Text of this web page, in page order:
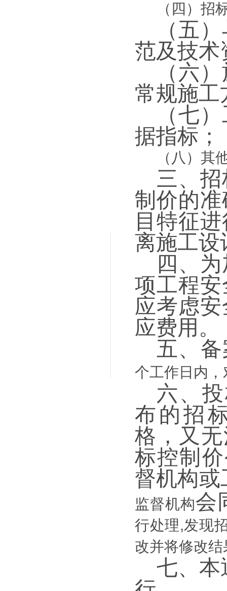
（四）招
（五
范及技术
（六
常规施工
（七
据指标；
（八）其
三、 招
制价的
目特征
离施工设
四、为
项工程
应考虑
应费用。
五、
个工作日内
六、
布的招
格，又
标控制
督机构或
监督机构会
行处理,发现
改并将修改
七、本